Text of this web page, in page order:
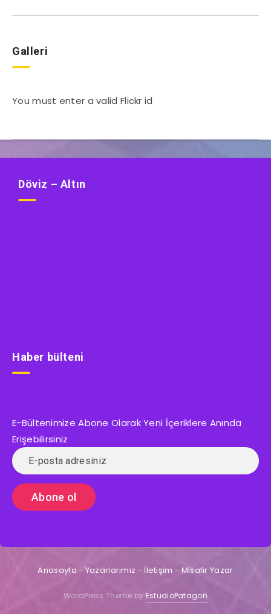
Galleri
You must enter a valid Flickr id
Döviz – Altın
Haber bülteni
E-Bültenimize Abone Olarak Yeni İçeriklere Anında
Erişebilirsiniz
Anasayfa - Yazarlarımız - İletişim - Misafir Yazar
WordPress Theme by EstudioPatagon